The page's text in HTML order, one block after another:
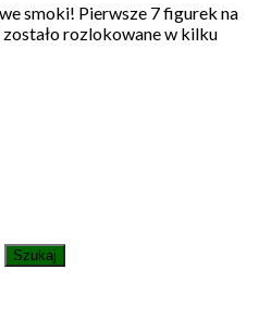
smoki! Pierwsze 7 figurek na
rozlokowane w kilku
Szukaj